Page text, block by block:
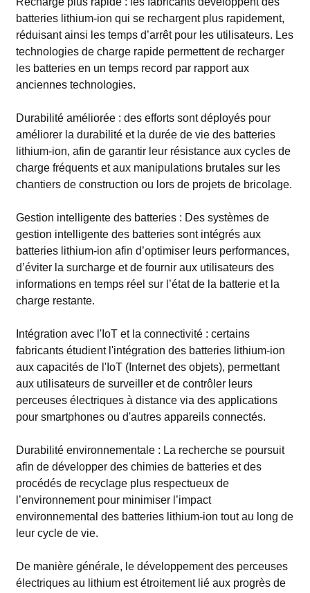
batteries lithium-ion qui se rechargent plus rapidement,
réduisant ainsi les temps d’arrêt pour les utilisateurs. Les
technologies de charge rapide permettent de recharger
les batteries en un temps record par rapport aux
anciennes technologies.
Durabilité améliorée : des efforts sont déployés pour
améliorer la durabilité et la durée de vie des batteries
lithium-ion, afin de garantir leur résistance aux cycles de
charge fréquents et aux manipulations brutales sur les
chantiers de construction ou lors de projets de bricolage.
Gestion intelligente des batteries : Des systèmes de
gestion intelligente des batteries sont intégrés aux
batteries lithium-ion afin d’optimiser leurs performances,
d’éviter la surcharge et de fournir aux utilisateurs des
informations en temps réel sur l’état de la batterie et la
charge restante.
Intégration avec l'IoT et la connectivité : certains
fabricants étudient l'intégration des batteries lithium-ion
aux capacités de l'IoT (Internet des objets), permettant
aux utilisateurs de surveiller et de contrôler leurs
perceuses électriques à distance via des applications
pour smartphones ou d'autres appareils connectés.
Durabilité environnementale : La recherche se poursuit
afin de développer des chimies de batteries et des
procédés de recyclage plus respectueux de
l’environnement pour minimiser l’impact
environnemental des batteries lithium-ion tout au long de
leur cycle de vie.
De manière générale, le développement des perceuses
électriques au lithium est étroitement lié aux progrès de